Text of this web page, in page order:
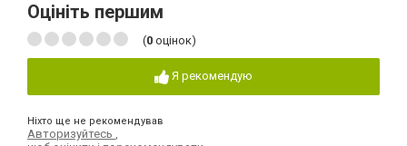
Оцініть першим
(0 оцінок)
Я рекомендую
Ніхто ще не рекомендував
Авторизуйтесь